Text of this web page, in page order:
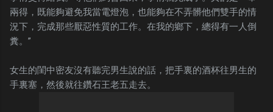
兩得，既能夠避免我當電燈泡，也能夠在不弄髒他們雙手的情
況下，完成那些厭惡性質的工作。在我的鄉下，總得有一人倒
糞。”
女生的閨中密友沒有聽完男生說的話，把手裏的酒杯往男生的
手裏塞，然後就往鑽石王老五走去。